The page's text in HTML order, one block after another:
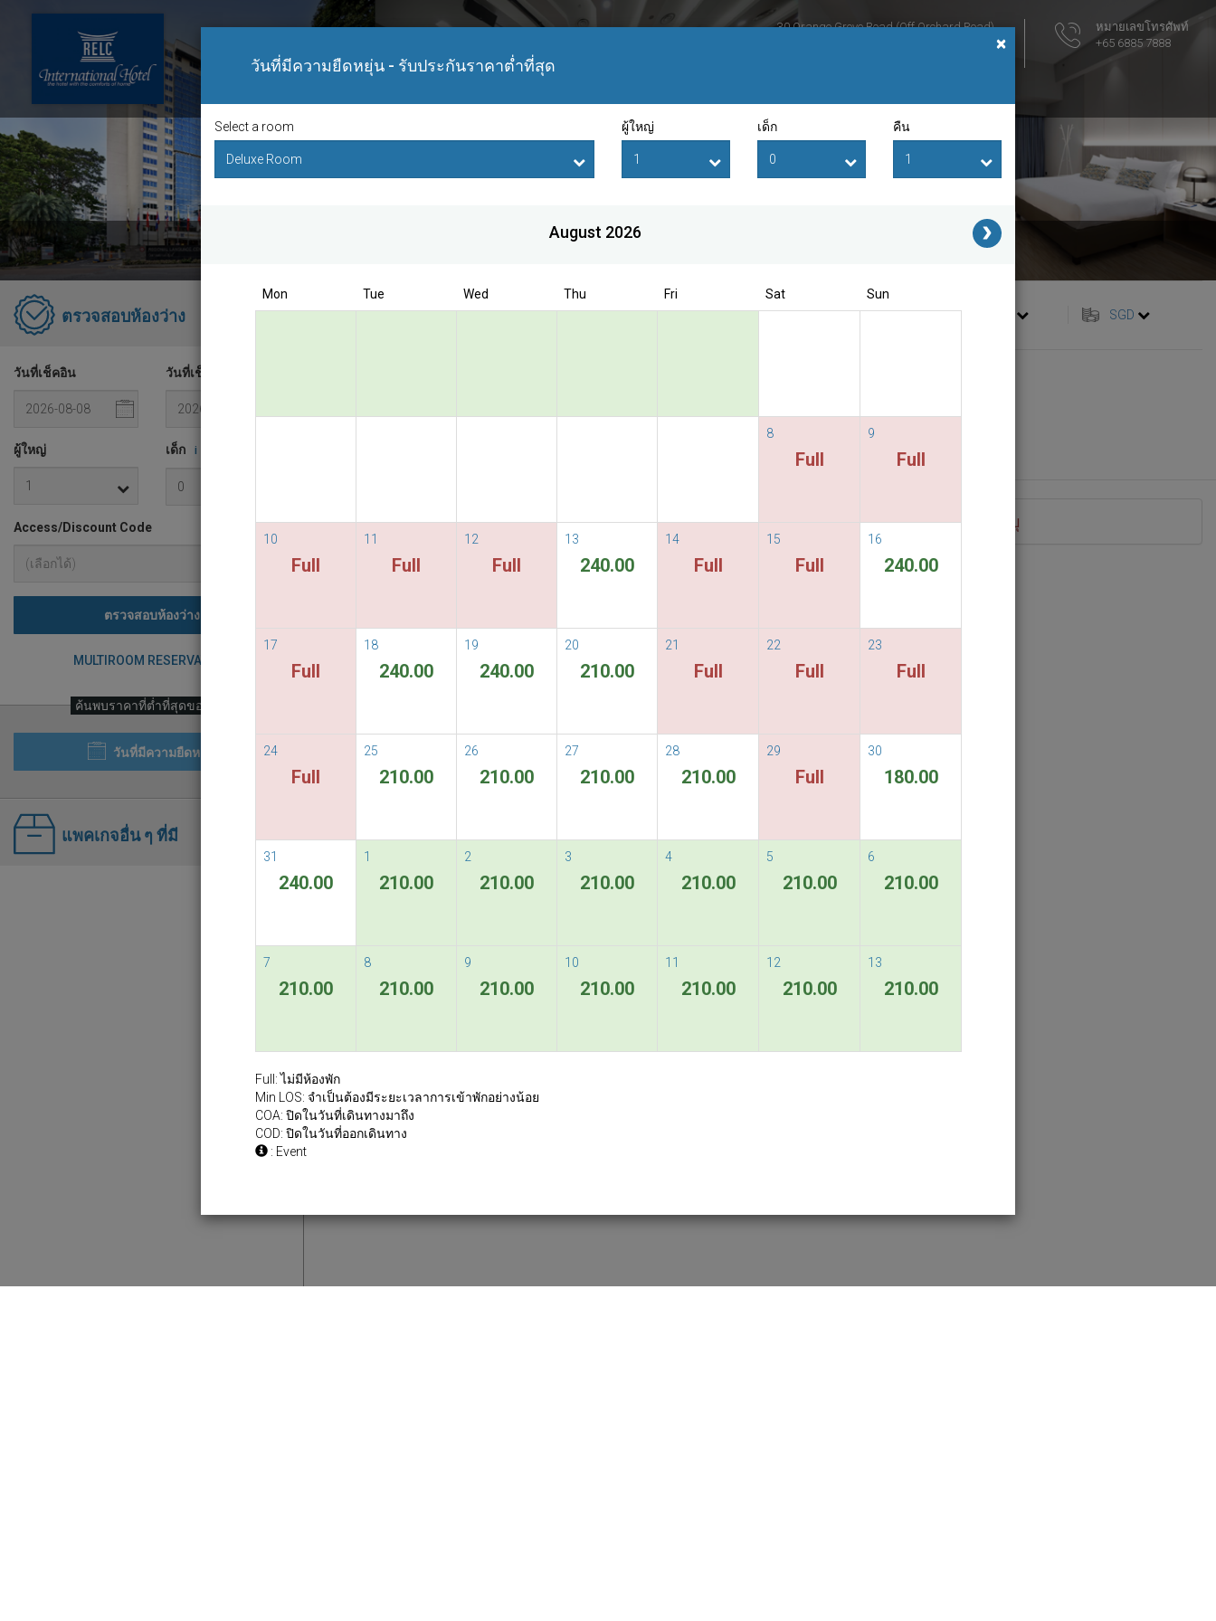
30 Orange Grove Road (Off Orchard Road)
หมายเลขโทรศัพท์
+65 6885 7888
Book direct to enjoy the exclusive special rate
ตรวจสอบห้องว่าง
วันที่เช็คอิน วันที่เช็คเอาท์
ผู้ใหญ่ เด็ก i
Access/Discount Code
ตรวจสอบห้องว่าง
MULTIROOM RESERVATION
ค้นพบราคาที่ต่ำที่สุดของเรา
วันที่มีความยืดหยุ่น
แพคเกจอื่น ๆ ที่มี
RELC International Hotel ภาษาไทย SGD
ไม่มีห้องพักที่สามารถใช้ได้สำหรับระยะเวลาของการเข้าพักที่คุณได้ระบุ
×
วันที่มีความยืดหยุ่น - รับประกันราคาต่ำที่สุด
Select a room ผู้ใหญ่ เด็ก คืน
August 2026
Mon Tue Wed Thu Fri Sat Sun
8
Full
9
Full
10
Full
11
Full
12
Full
13
240.00
14
Full
15
Full
16
240.00
17
Full
18
240.00
19
240.00
20
210.00
21
Full
22
Full
23
Full
24
Full
25
210.00
26
210.00
27
210.00
28
210.00
29
Full
30
180.00
31
240.00
1
210.00
2
210.00
3
210.00
4
210.00
5
210.00
6
210.00
7
210.00
8
210.00
9
210.00
10
210.00
11
210.00
12
210.00
13
210.00
Full: ไม่มีห้องพัก
Min LOS: จำเป็นต้องมีระยะเวลาการเข้าพักอย่างน้อย
COA: ปิดในวันที่เดินทางมาถึง
COD: ปิดในวันที่ออกเดินทาง
: Event